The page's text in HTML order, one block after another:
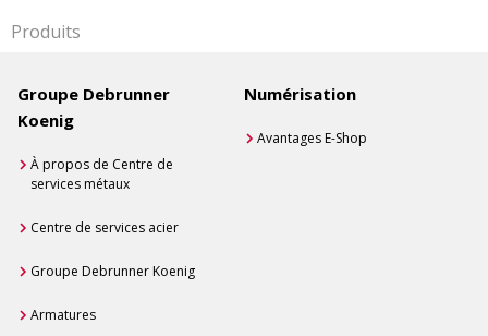
Produits
Groupe Debrunner
Koenig
À propos de Centre de
services métaux
Centre de services acier
Groupe Debrunner Koenig
Armatures
Numérisation
Avantages E-Shop